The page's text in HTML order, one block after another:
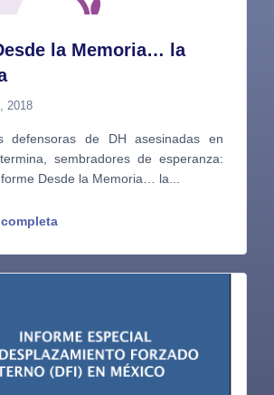
la Memoria… la
2018
defensoras de DH asesinadas en
sembradores de esperanza:
Desde la Memoria… la...